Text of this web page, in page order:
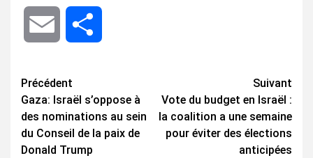
Email
Navigation
d’article
Précédent
Gaza: Israël s’oppose à
des nominations au sein
du Conseil de la paix de
Donald Trump
Suivant
Vote du budget en Israël :
la coalition a une semaine
pour éviter des élections
anticipées